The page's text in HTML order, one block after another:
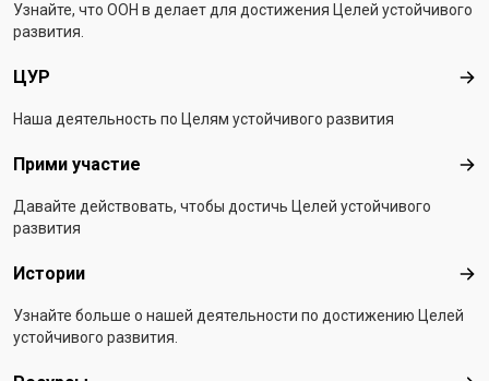
Узнайте, что ООН в делает для достижения Целей устойчивого
развития.
ЦУР
Наша деятельность по Целям устойчивого развития
Прими участие
Давайте действовать, чтобы достичь Целей устойчивого
развития
Истории
Узнайте больше о нашей деятельности по достижению Целей
устойчивого развития.